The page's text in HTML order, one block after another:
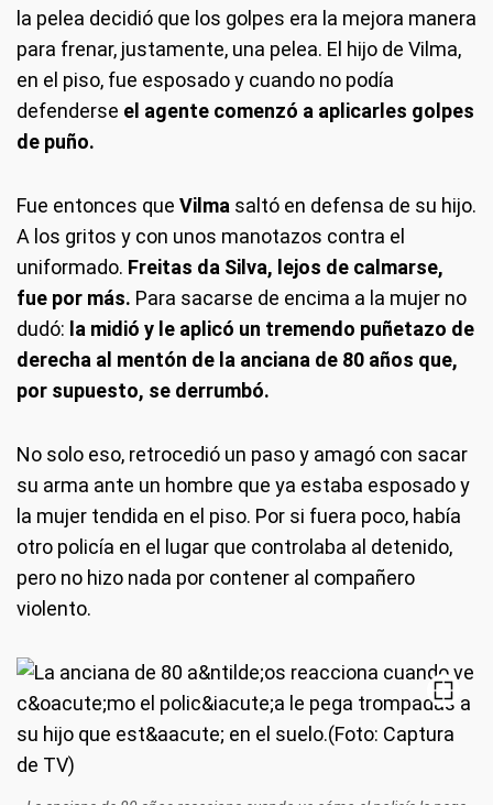
la pelea decidió que los golpes era la mejora manera
para frenar, justamente, una pelea. El hijo de Vilma,
en el piso, fue esposado y cuando no podía
defenderse el agente comenzó a aplicarles golpes
de puño.
Fue entonces que Vilma saltó en defensa de su hijo.
A los gritos y con unos manotazos contra el
uniformado. Freitas da Silva, lejos de calmarse,
fue por más. Para sacarse de encima a la mujer no
dudó: la midió y le aplicó un tremendo puñetazo de
derecha al mentón de la anciana de 80 años que,
por supuesto, se derrumbó.
No solo eso, retrocedió un paso y amagó con sacar
su arma ante un hombre que ya estaba esposado y
la mujer tendida en el piso. Por si fuera poco, había
otro policía en el lugar que controlaba al detenido,
pero no hizo nada por contener al compañero
violento.